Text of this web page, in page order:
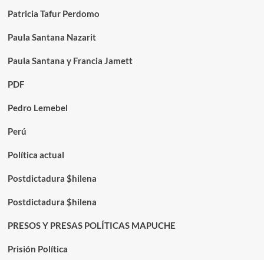
Patricia Tafur Perdomo
Paula Santana Nazarit
Paula Santana y Francia Jamett
PDF
Pedro Lemebel
Perú
Política actual
Postdictadura $hilena
Postdictadura $hilena
PRESOS Y PRESAS POLÍTICAS MAPUCHE
Prisión Política